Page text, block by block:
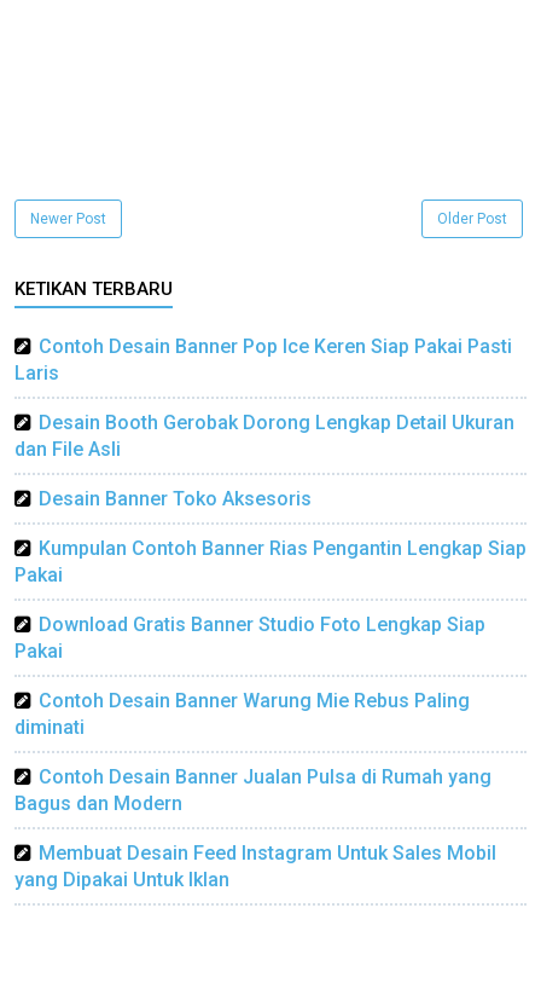
Newer Post Older Post
KETIKAN TERBARU
Contoh Desain Banner Pop Ice Keren Siap Pakai Pasti
Laris
Desain Booth Gerobak Dorong Lengkap Detail Ukuran
dan File Asli
Desain Banner Toko Aksesoris
Kumpulan Contoh Banner Rias Pengantin Lengkap Siap
Pakai
Download Gratis Banner Studio Foto Lengkap Siap
Pakai
Contoh Desain Banner Warung Mie Rebus Paling
diminati
Contoh Desain Banner Jualan Pulsa di Rumah yang
Bagus dan Modern
Membuat Desain Feed Instagram Untuk Sales Mobil
yang Dipakai Untuk Iklan